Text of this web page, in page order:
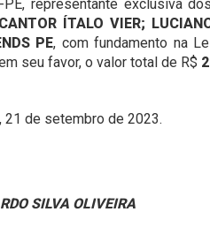
PE, representante exclusiva
ÍTALO VIER;
PE, com fundamento na
seu favor, o valor total de R$
21 de setembro de 2023.
SILVA OLIVEIRA